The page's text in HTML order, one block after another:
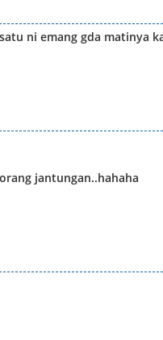
ni emang gda matinya
jantungan..hahaha